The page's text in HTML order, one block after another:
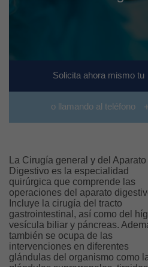
Solicita ahora mismo tu
o llamando al teléfono
La Cirugía general y del Aparato
Digestivo es la especialidad
quirúrgica que comprende las
operaciones del aparato
Incluye la cirugía del tracto
gastrointestinal, así como del
vesícula biliar y páncreas.
también se ocupa de las
intervenciones en diferentes
glándulas del organismo como